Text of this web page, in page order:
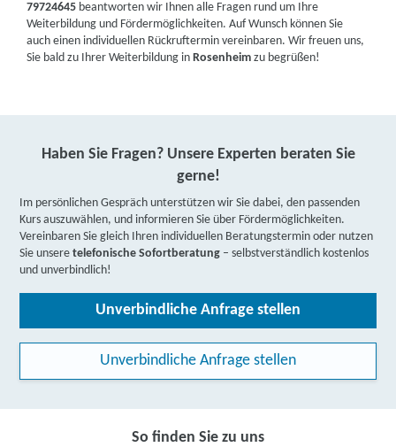
79724645 beantworten wir Ihnen alle Fragen rund um Ihre
Weiterbildung und Fördermöglichkeiten. Auf Wunsch können Sie
auch einen individuellen Rückruftermin vereinbaren. Wir freuen uns,
Sie bald zu Ihrer Weiterbildung inRosenheim zu begrüßen!
Haben Sie Fragen? Unsere Experten beraten Sie
gerne!
Im persönlichen Gespräch unterstützen wir Sie dabei, den passenden
Kurs auszuwählen, und informieren Sie über Fördermöglichkeiten.
Vereinbaren Sie gleich Ihren individuellen Beratungstermin oder nutzen
Sie unseretelefonische Sofortberatung – selbstverständlich kostenlos
und unverbindlich!
Unverbindliche Anfrage stellen
Unverbindliche Anfrage stellen
So finden Sie zu uns